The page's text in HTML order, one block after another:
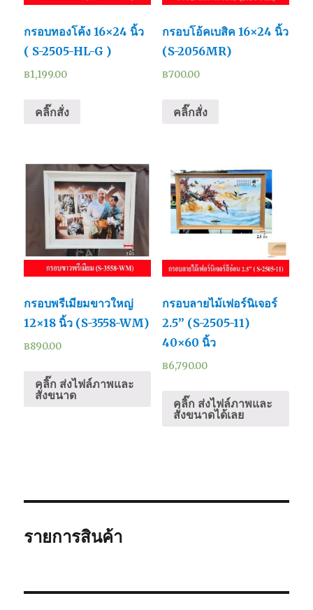
กรอบทองโค้ง 16×24 นิ้ว
( S-2505-HL-G )
฿1,199.00
คลิ๊กสั่ง
กรอบโอ้คเบสิค 16×24 นิ้ว
(S-2056MR)
฿700.00
คลิ๊กสั่ง
กรอบพรีเมียมขาวใหญ่
12×18 นิ้ว (S-3558-WM)
฿890.00
คลิ๊ก ส่งไฟล์ภาพและ
สั่งขนาด
กรอบลายไม้เฟอร์นิเจอร์
2.5’’ (S-2505-11)
40×60 นิ้ว
฿6,790.00
คลิ๊ก ส่งไฟล์ภาพและ
สั่งขนาดได้เลย
รายการสินค้า